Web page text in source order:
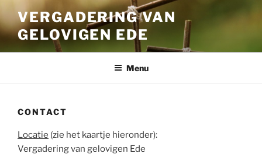
naar
de
VERGADERING VAN
GELOVIGEN EDE
Menu
CONTACT
Locatie (zie het kaartje hieronder):
Vergadering van gelovigen Ede